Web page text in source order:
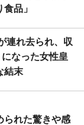
品」
連れ去られ、収
なった女性皇
結末
られた驚きや感